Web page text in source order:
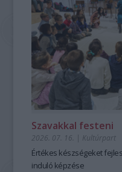
Szavakkal festeni
2026. 07. 16. | Kultúrpart
Értékes készségeket
induló képzése